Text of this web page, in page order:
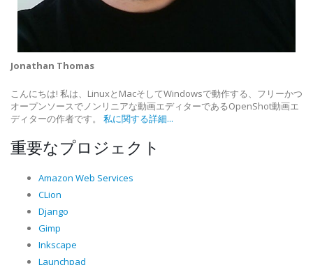
Jonathan Thomas
こんにちは! 私は、LinuxとMacそしてWindowsで動作する、フリーかつ
オープンソースでノンリニアな動画エディターであるOpenShot動画エ
ディターの作者です。 私に関する詳細...
重要なプロジェクト
Amazon Web Services
CLion
Django
Gimp
Inkscape
Launchpad